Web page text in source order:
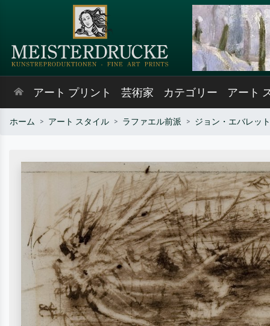
アート プリント 芸術家 カテゴリー アート
ホーム アート スタイル ラファエル前派 ジョン・エバレッ